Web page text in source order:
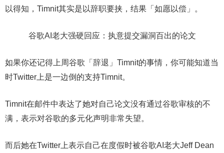
以得知，Timnit其实是以辞职要挟，结果「如愿以偿」。
谷歌AI老大强硬回应：执意提交漏洞百出的论文
如果你还记得上周谷歌「辞退」Timnit的事情，你可能知道当
时Twitter上是一边倒的支持Timnit。
Timnit在邮件中表达了她对自己论文没有通过谷歌审核的不
满，表示对谷歌的多元化声明非常失望。
而后她在Twitter上表示自己在度假时被谷歌AI老大Jeff Dean